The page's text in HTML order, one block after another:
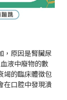
，原因是腎臟尿
液中廢物的數
竭的臨床體徵包
在口腔中發現潰